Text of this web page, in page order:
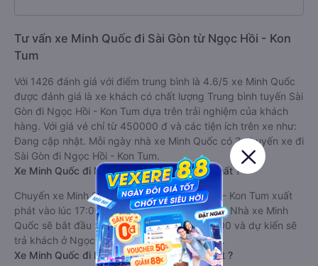
Tư vấn xe Minh Quốc đi Sài Gòn từ Ngọc Hồi - Kon
Tum
Với 1426 đánh giá với điểm trung bình là 4.6/5 xe Minh Quốc
được đánh giá là xe khách có chất lượng Trung bình tuyến Sài
Gòn đi Ngọc Hồi - Kon Tum dựa trên trải nghiệm của khách
hàng. Với giá vé chỉ từ 450000 đ và các tiện ích trên xe như:
Đang cập nhật. Mỗi ngày nhà xe Minh Quốc có 3 chuyến xe đi
Sài Gòn đi Ngọc Hồi - Kon Tum.
Xe Minh Quốc đi Ngọc Hồi - Kon Tum sớm nhất ?
Chuyến xe Minh Quốc sớm nhất đi Ngọc Hồi - Kon Tum xuất
phát vào lúc 17:00 là của hãng xe Minh Quốc. Nhà xe Minh
Quốc sẽ bắt đầu xuất phát ở Sài Gòn lúc 17:00 và dự kiến sẽ
trả khách ở Ngọc Hồi - Kon Tum sau 13.5 giờ.
Xe Minh Quốc đi Ngọc Hồi - Kon Tum trễ nhất ?